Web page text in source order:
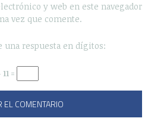
y web en este navegador
vez que comente.
una respuesta en dígitos:
=